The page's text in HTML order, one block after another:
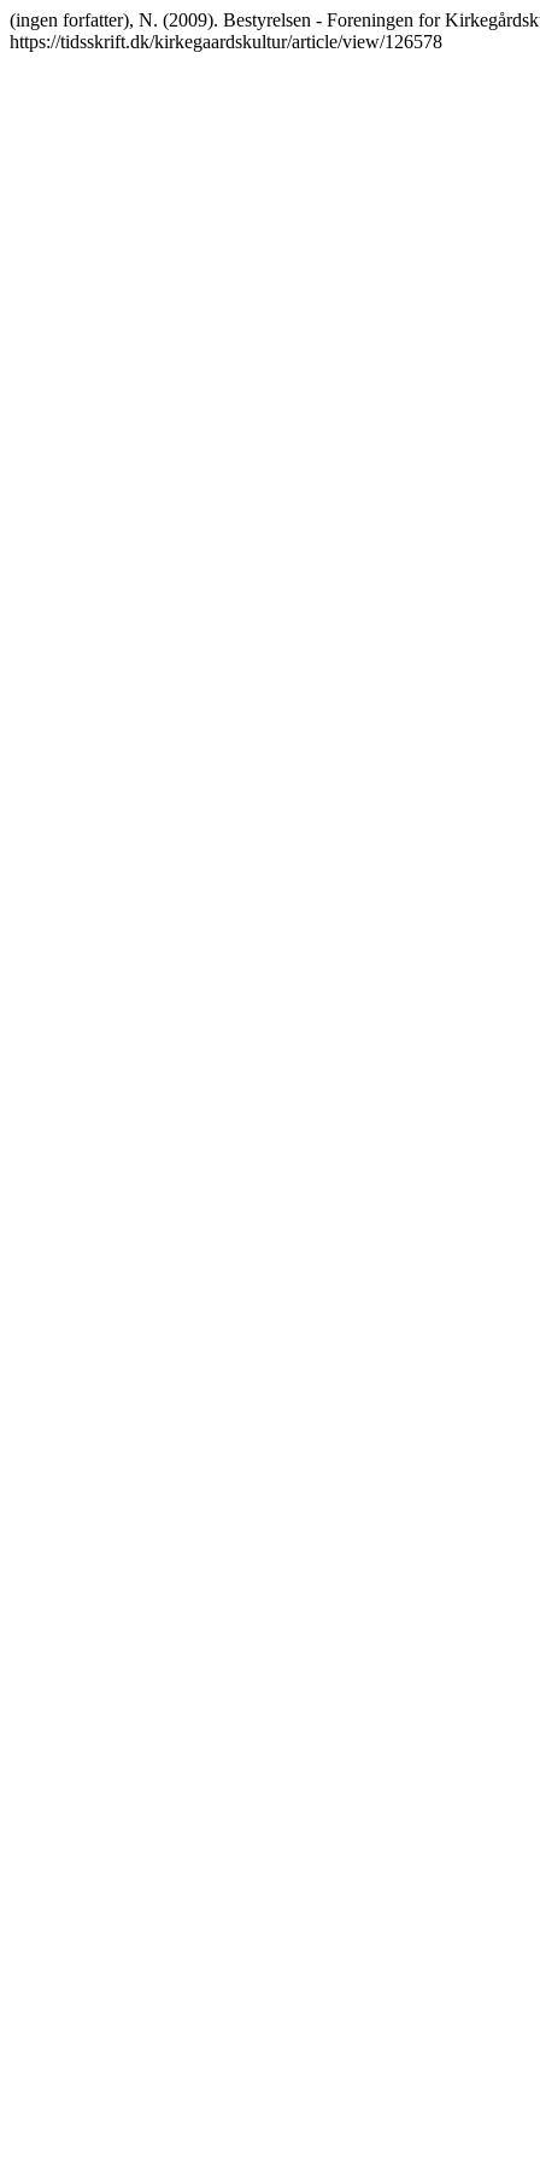
(ingen forfatter), N. (2009). Bestyrelsen - Foreningen for
https://tidsskrift.dk/kirkegaardskultur/article/view/126578